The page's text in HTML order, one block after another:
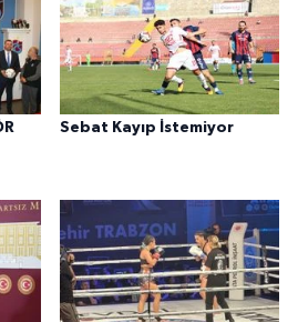
Sebat Kayıp İstemiyor